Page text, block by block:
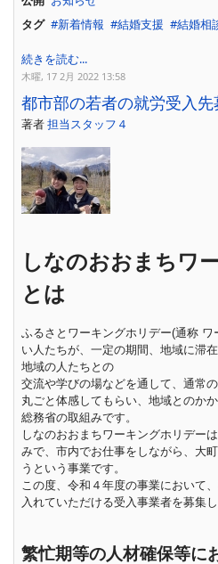
タグ
新着情報 結婚支援 結婚相
続きを読む...
木曜, 17 2月 2022 13:58
都市部の若者の就労受入先
著者担当スタッフ４
しなのおおまちワ
とは
ふるさとワーキングホリデー(通称
い人たちが、一定の期間、地域に滞
地域の人たちとの
交流や学びの場などを通して、通常
丸ごと体感してもらい、地域とのか
総務省の取組みです。
しなのおおまちワーキングホリデー
みで、市内でお仕事をしながら、大
うという事業です。
この度、令和４年度の事業において
入れていただける受入事業者を募集し
繁忙期等の人材確保等に